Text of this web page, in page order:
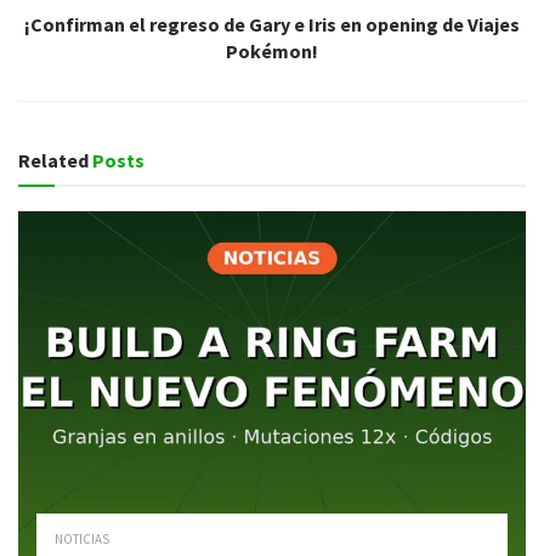
¡Confirman el regreso de Gary e Iris en opening de Viajes
Pokémon!
Related Posts
NOTICIAS